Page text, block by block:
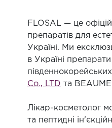
FLOSAL — це
препаратів для
Україні. Ми
в Україні препарати
Co., LTD та
Лікар-косметолог
та пептидні